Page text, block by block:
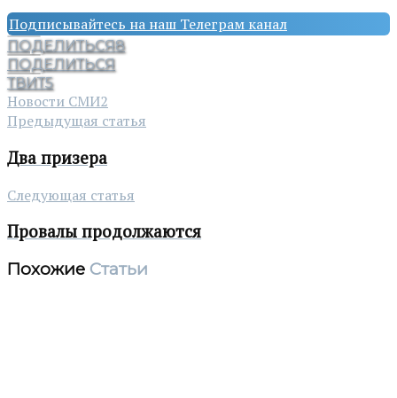
Подписывайтесь на наш Телеграм канал
ПОДЕЛИТЬСЯ8
ПОДЕЛИТЬСЯ
ТВИТ5
Новости СМИ2
Предыдущая статья
Два призера
Следующая статья
Провалы продолжаются
Похожие Статьи